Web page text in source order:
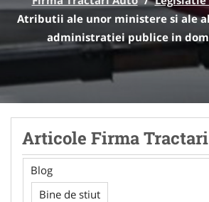
Atributii ale unor ministere si ale
administratiei publice in
Articole Firma
Blog
Bine de stiut